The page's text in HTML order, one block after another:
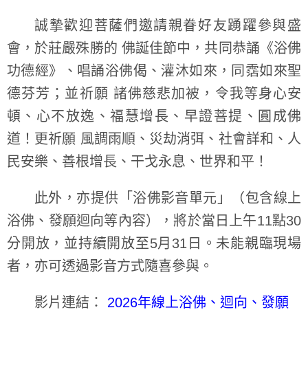
誠摯歡迎菩薩們邀請親眷好友踴躍參與盛
會，於莊嚴殊勝的 佛誕佳節中，共同恭誦《浴佛
功德經》、唱誦浴佛偈、灌沐如來，同霑如來聖
德芬芳；並祈願 諸佛慈悲加被，令我等身心安
頓、心不放逸、福慧增長、早證菩提、圓成佛
道！更祈願 風調雨順、災劫消弭、社會詳和、人
民安樂、善根增長、干戈永息、世界和平！
此外，亦提供「浴佛影音單元」（包含線上
浴佛、發願迴向等內容），將於當日上午11點30
分開放，並持續開放至5月31日。未能親臨現場
者，亦可透過影音方式隨喜參與。
影片連結： 2026年線上浴佛、迴向、發願